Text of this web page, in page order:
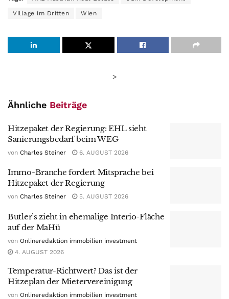
Village im Dritten Wien
>
Ähnliche Beiträge
Hitzepaket der Regierung: EHL sieht
Sanierungsbedarf beim WEG
von Charles Steiner 6. AUGUST 2026
Immo-Branche fordert Mitsprache bei
Hitzepaket der Regierung
von Charles Steiner 5. AUGUST 2026
Butler’s zieht in ehemalige Interio-Fläche
auf der MaHü
von Onlineredaktion immobilien investment
4. AUGUST 2026
Temperatur-Richtwert? Das ist der
Hitzeplan der Mietervereinigung
von Onlineredaktion immobilien investment